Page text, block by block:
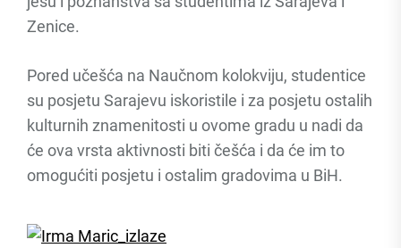
Zenice.
Pored učešća na Naučnom kolokviju, studentice
su posjetu Sarajevu iskoristile i za posjetu ostalih
kulturnih znamenitosti u ovome gradu u nadi da
će ova vrsta aktivnosti biti češća i da će im to
omogućiti posjetu i ostalim gradovima u BiH.